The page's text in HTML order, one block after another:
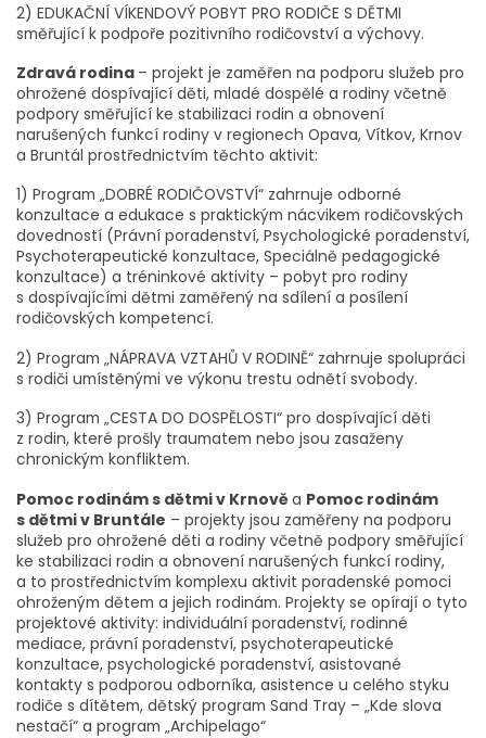
2) EDUKAČNÍ VÍKENDOVÝ POBYT PRO RODIČE S DĚTMI
směřující k podpoře pozitivního rodičovství a výchovy.
Zdravá rodina – projekt je zaměřen na podporu služeb pro
ohrožené dospívající děti, mladé dospělé a rodiny včetně
podpory směřující ke stabilizaci rodin a obnovení
narušených funkcí rodiny v regionech Opava, Vítkov, Krnov
a Bruntál prostřednictvím těchto aktivit:
1) Program „DOBRÉ RODIČOVSTVÍ“ zahrnuje odborné
konzultace a edukace s praktickým nácvikem rodičovských
dovedností (Právní poradenství, Psychologické poradenství,
Psychoterapeutické konzultace, Speciálně pedagogické
konzultace) a tréninkové aktivity – pobyt pro rodiny
s dospívajícími dětmi zaměřený na sdílení a posílení
rodičovských kompetencí.
2) Program „NÁPRAVA VZTAHŮ V RODINĚ“ zahrnuje spolupráci
s rodiči umístěnými ve výkonu trestu odnětí svobody.
3) Program „CESTA DO DOSPĚLOSTI“ pro dospívající děti
z rodin, které prošly traumatem nebo jsou zasaženy
chronickým konfliktem.
Pomoc rodinám s dětmi v Krnověa Pomoc rodinám
s dětmi v Bruntále – projekty jsou zaměřeny na podporu
služeb pro ohrožené děti a rodiny včetně podpory směřující
ke stabilizaci rodin a obnovení narušených funkcí rodiny,
a to prostřednictvím komplexu aktivit poradenské pomoci
ohroženým dětem a jejich rodinám. Projekty se opírají o tyto
projektové aktivity: individuální poradenství, rodinné
mediace, právní poradenství, psychoterapeutické
konzultace, psychologické poradenství, asistované
kontakty s podporou odborníka, asistence u celého styku
rodiče s dítětem, dětský program Sand Tray – „Kde slova
nestačí“ a program „Archipelago“